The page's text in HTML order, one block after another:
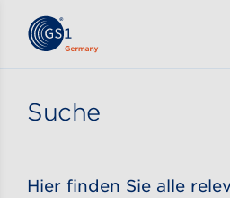
Zum Inhalt gehen
Suche
Hier finden Sie alle